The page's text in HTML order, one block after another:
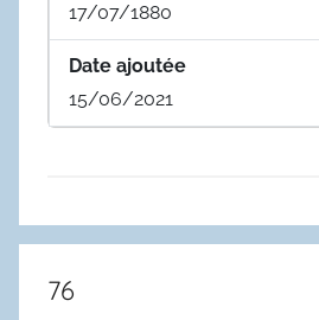
17/07/1880
Date ajoutée
15/06/2021
76